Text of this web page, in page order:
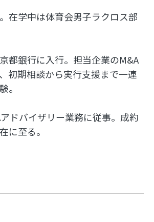
在学中は体育会男子ラクロス部
都銀行に入行。担当企業のM&A
初期相談から実行支援まで一連
。
ドバイザリー業務に従事。成約
に至る。